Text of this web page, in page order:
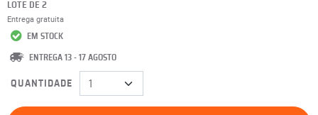
LOTE DE 2
Entrega gratuita
EM STOCK
ENTREGA 13 - 17 AGOSTO
QUANTIDADE